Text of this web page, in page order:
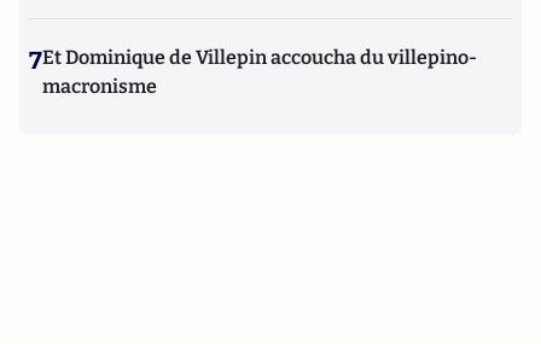
7Et Dominique de Villepin accoucha du villepino-
macronisme